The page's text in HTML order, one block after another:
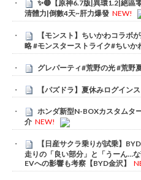
✨🔴【原神6.7版|異環1.2|絕區
清體力|倒數4天~肝力爆發 NEW!
【モンスト】ちいかわコラボ
略 #モンスターストライク#ちい
グレパーティ#荒野の光 #荒野
【パズドラ】夏休みログイン
ホンダ新型N-BOXカスタムタ
介 NEW!
【日産サクラ乗りが試乗】
走りの「良い部分」と「うーん…
EVへの影響も考察【BYD金沢】